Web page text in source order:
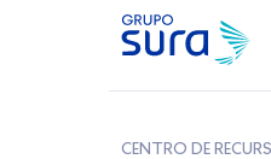
CENTRO DE